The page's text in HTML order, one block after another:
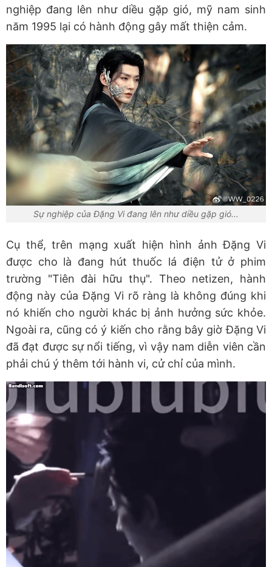
nghiệp đang lên như diều gặp gió, mỹ nam sinh
năm 1995 lại có hành động gây mất thiện cảm.
Sự nghiệp của Đặng Vi đang lên như diều gặp gió...
Cụ thể, trên mạng xuất hiện hình ảnh Đặng Vi
được cho là đang hút thuốc lá điện tử ở phim
trường "Tiên đài hữu thụ". Theo netizen, hành
động này của Đặng Vi rõ ràng là không đúng khi
nó khiến cho người khác bị ảnh hưởng sức khỏe.
Ngoài ra, cũng có ý kiến cho rằng bây giờ Đặng Vi
đã đạt được sự nổi tiếng, vì vậy nam diễn viên cần
phải chú ý thêm tới hành vi, cử chỉ của mình.